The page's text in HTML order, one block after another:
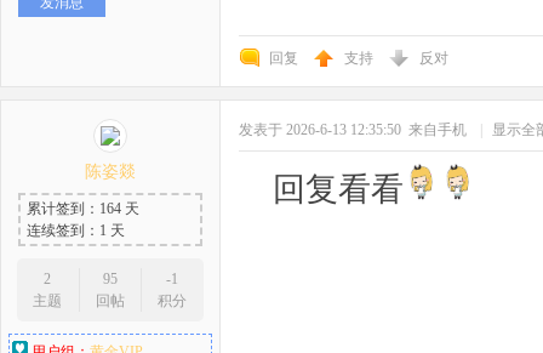
回复 支持 反对
陈姿燚
累计签到：164 天
连续签到：1 天
2
主题
95
回帖
-1
积分
发表于 2026-6-13 12:35:50 来自手机 显示全
回复看看